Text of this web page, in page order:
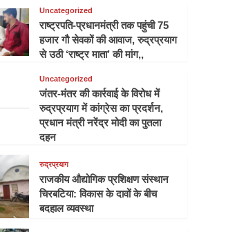
Uncategorized
राष्ट्रपति-प्रधानमंत्री तक पहुंची 75
हजार गौ सेवकों की आवाज, रुद्रप्रयाग
से उठी ‘राष्ट्र माता’ की मांग,,
Uncategorized
जंतर-मंतर की कार्रवाई के विरोध में
रुद्रप्रयाग में कांग्रेस का प्रदर्शन,
प्रधान मंत्री नरेंद्र मोदी का पुतला
दहन
रुद्रप्रयाग
राजकीय औद्योगिक प्रशिक्षण संस्थान
चिरबटिया: विकास के दावों के बीच
बदहाल व्यवस्था